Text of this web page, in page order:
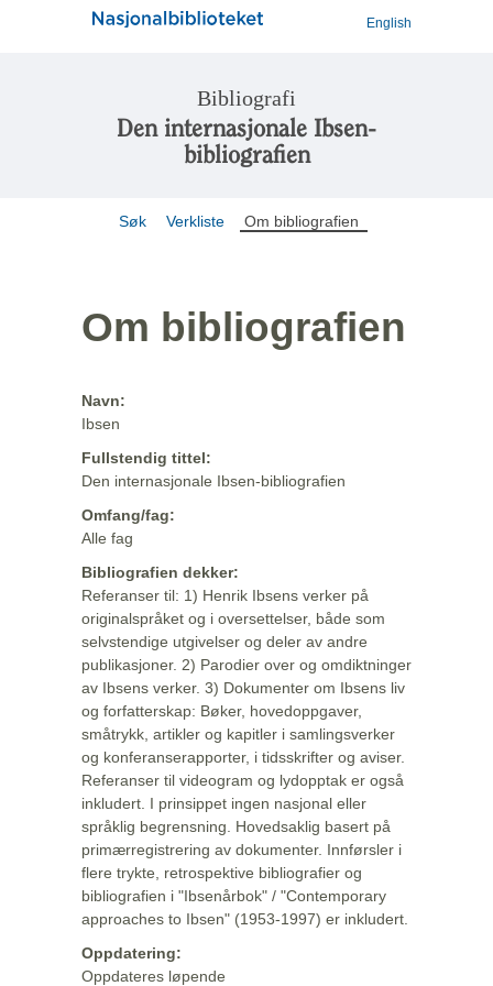
English
Bibliografi
Den internasjonale Ibsen-
bibliografien
Søk Verkliste Om bibliografien
Om bibliografien
Navn:
Ibsen
Fullstendig tittel:
Den internasjonale Ibsen-bibliografien
Omfang/fag:
Alle fag
Bibliografien dekker:
Referanser til: 1) Henrik Ibsens verker på
originalspråket og i oversettelser, både som
selvstendige utgivelser og deler av andre
publikasjoner. 2) Parodier over og omdiktninger
av Ibsens verker. 3) Dokumenter om Ibsens liv
og forfatterskap: Bøker, hovedoppgaver,
småtrykk, artikler og kapitler i samlingsverker
og konferanserapporter, i tidsskrifter og aviser.
Referanser til videogram og lydopptak er også
inkludert. I prinsippet ingen nasjonal eller
språklig begrensning. Hovedsaklig basert på
primærregistrering av dokumenter. Innførsler i
flere trykte, retrospektive bibliografier og
bibliografien i "Ibsenårbok" / "Contemporary
approaches to Ibsen" (1953-1997) er inkludert.
Oppdatering:
Oppdateres løpende